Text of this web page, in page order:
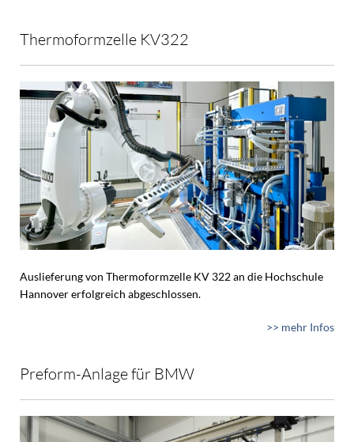
Thermoformzelle KV322
Auslieferung von Thermoformzelle KV 322 an die Hochschule
Hannover erfolgreich abgeschlossen.
>> mehr Infos
Preform-Anlage für BMW